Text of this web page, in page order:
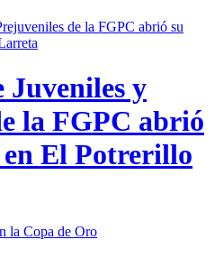
Juveniles y
la FGPC abrió
El Potrerillo